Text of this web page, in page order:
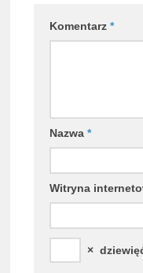
Komentarz *
Nazwa *
Witryna
×